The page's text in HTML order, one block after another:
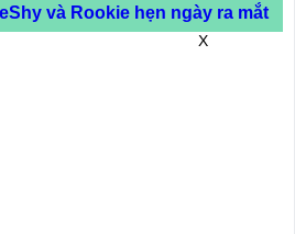
và Rookie hẹn ngày ra mắt
X